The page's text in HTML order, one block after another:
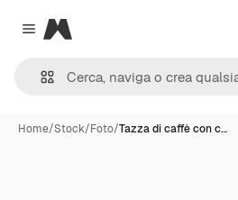
Close menu
Magnific
Home/Stock/Foto/Tazza di caffè con c…